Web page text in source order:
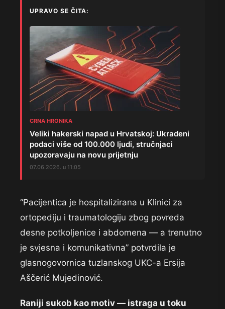
UPRAVO SE ČITA:
CRNA HRONIKA
Veliki hakerski napad u Hrvatskoj: Ukradeni
podaci više od 100.000 ljudi, stručnjaci
upozoravaju na novu prijetnju
07.06.2026. u 11:05
“Pacijentica je hospitalizirana u Klinici za
ortopediju i traumatologiju zbog povreda
desne potkoljenice i abdomena — a trenutno
je svjesna i komunikativna” potvrdila je
glasnogovornica tuzlanskog UKC-a Ersija
Aščerić Mujedinović.
Raniji sukob kao motiv — istraga u toku